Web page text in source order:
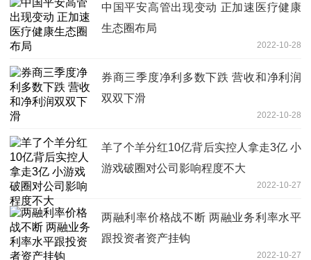
中国平安高管出现变动 正加速医疗健康
生态圈布局
2022-10-28
券商三季度净利多数下跌 营收和净利润
双双下滑
2022-10-28
羊了个羊分红10亿背后实控人拿走3亿 小
游戏破圈对公司影响程度不大
2022-10-27
两融利率价格战不断 两融业务利率水平
跟投资者资产挂钩
2022-10-27